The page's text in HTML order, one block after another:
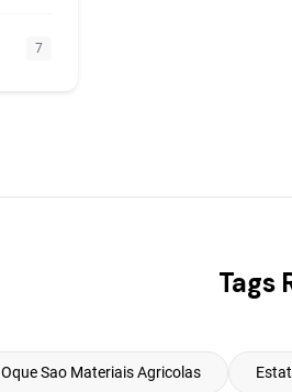
7
Tags
Oque Sao Materiais Agricolas